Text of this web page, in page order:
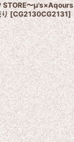
STORE〜μ's×Aqours
[CG2130CG2131]